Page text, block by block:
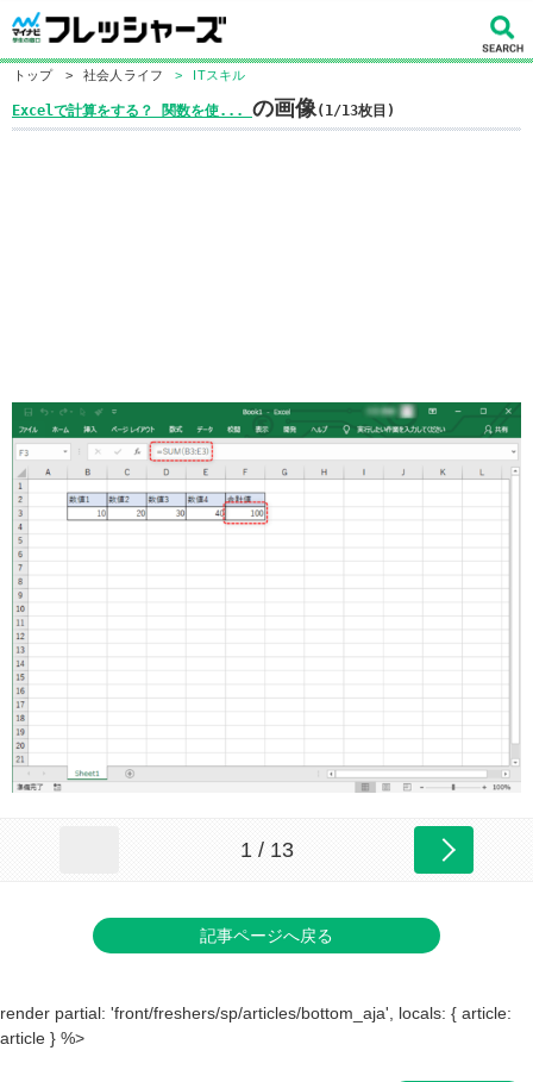
トップ > 社会人ライフ > ITスキル
Excelで計算をする？ 関数を使... の画像(1/13枚目)
1 / 13
記事ページへ戻る
render partial: 'front/freshers/sp/articles/bottom_aja', locals: { article:
article } %>